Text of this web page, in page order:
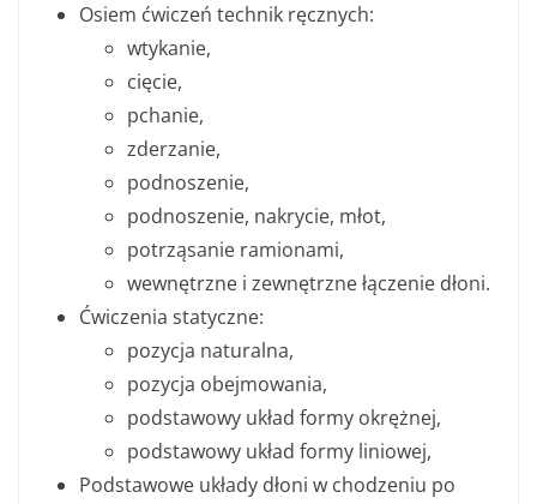
Osiem ćwiczeń technik ręcznych:
wtykanie,
cięcie,
pchanie,
zderzanie,
podnoszenie,
podnoszenie, nakrycie, młot,
potrząsanie ramionami,
wewnętrzne i zewnętrzne łączenie dłoni.
Ćwiczenia statyczne:
pozycja naturalna,
pozycja obejmowania,
podstawowy układ formy okrężnej,
podstawowy układ formy liniowej,
Podstawowe układy dłoni w chodzeniu po